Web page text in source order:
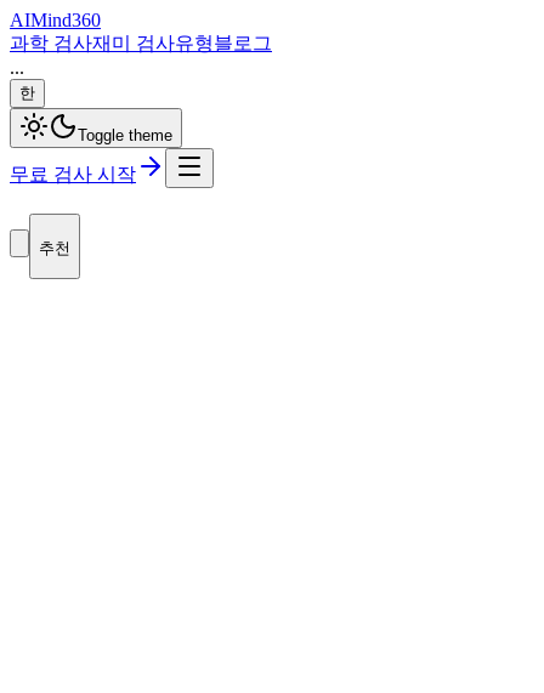
AIMind360
과학 검사재미 검사유형블로그
...
한
Toggle theme
무료 검사 시작
추천